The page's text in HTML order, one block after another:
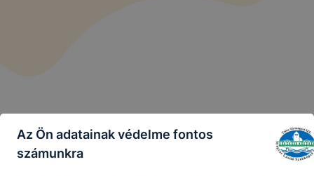
Az Ön adatainak védelme fontos
számunkra